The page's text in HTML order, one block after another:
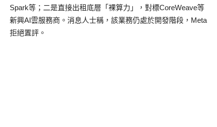
Spark等；二是直接出租底層 「 裸算力 」 ，對標CoreWeave等
新興AI雲服務商。消息人士稱，該業務仍處於開發階段， Meta
拒絕置評。